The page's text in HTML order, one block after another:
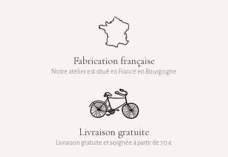
Fabrication française
Notre atelier est situé en France en Bourgogne
Livraison gratuite
Livraison gratuite et soignée à partir de 70 €